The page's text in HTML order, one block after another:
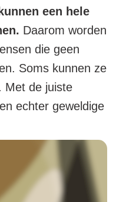
een hele
Daarom worden
die geen
Soms kunnen ze
Met de juiste
echter geweldige